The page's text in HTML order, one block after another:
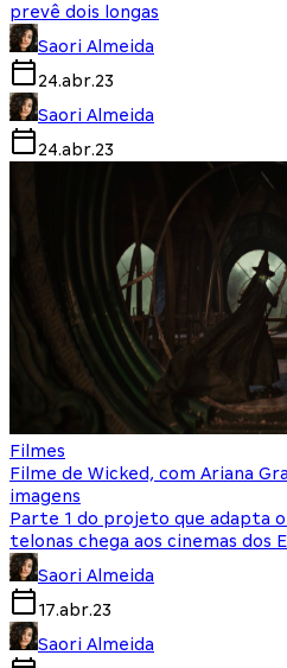
prevê dois longas
Saori Almeida
24.abr.23
Saori Almeida
24.abr.23
Filmes
Filme de Wicked, com Ariana
imagens
Parte 1 do projeto que adapta
telonas chega aos cinemas dos
Saori Almeida
17.abr.23
Saori Almeida